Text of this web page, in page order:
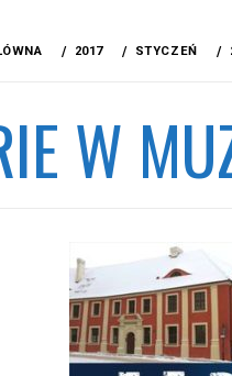
2017 STYCZEŃ
W